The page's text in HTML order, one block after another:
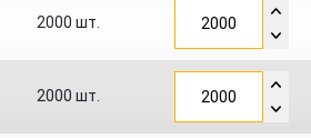
2000 шт.
2000 шт.